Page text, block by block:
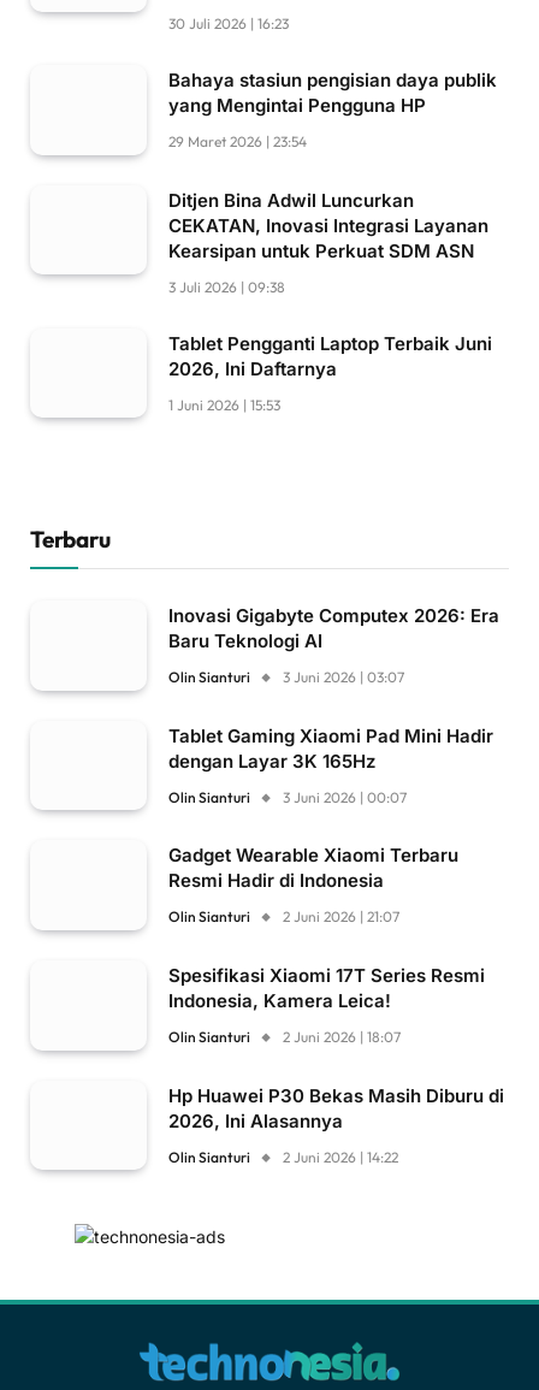
30 Juli 2026 | 16:23
Bahaya stasiun pengisian daya publik
yang Mengintai Pengguna HP
29 Maret 2026 | 23:54
Ditjen Bina Adwil Luncurkan
CEKATAN, Inovasi Integrasi Layanan
Kearsipan untuk Perkuat SDM ASN
3 Juli 2026 | 09:38
Tablet Pengganti Laptop Terbaik Juni
2026, Ini Daftarnya
1 Juni 2026 | 15:53
Terbaru
Inovasi Gigabyte Computex 2026: Era
Baru Teknologi AI
Olin Sianturi 3 Juni 2026 | 03:07
Tablet Gaming Xiaomi Pad Mini Hadir
dengan Layar 3K 165Hz
Olin Sianturi 3 Juni 2026 | 00:07
Gadget Wearable Xiaomi Terbaru
Resmi Hadir di Indonesia
Olin Sianturi 2 Juni 2026 | 21:07
Spesifikasi Xiaomi 17T Series Resmi
Indonesia, Kamera Leica!
Olin Sianturi 2 Juni 2026 | 18:07
Hp Huawei P30 Bekas Masih Diburu di
2026, Ini Alasannya
Olin Sianturi 2 Juni 2026 | 14:22